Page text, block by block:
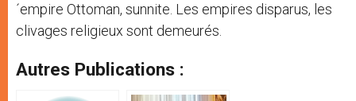
´empire Ottoman, sunnite. Les empires disparus, les
clivages religieux sont demeurés.
Autres Publications :